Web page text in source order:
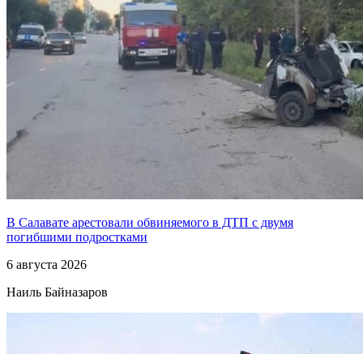
В Салавате арестовали обвиняемого в ДТП с двумя
погибшими подростками
6 августа 2026
Наиль Байназаров